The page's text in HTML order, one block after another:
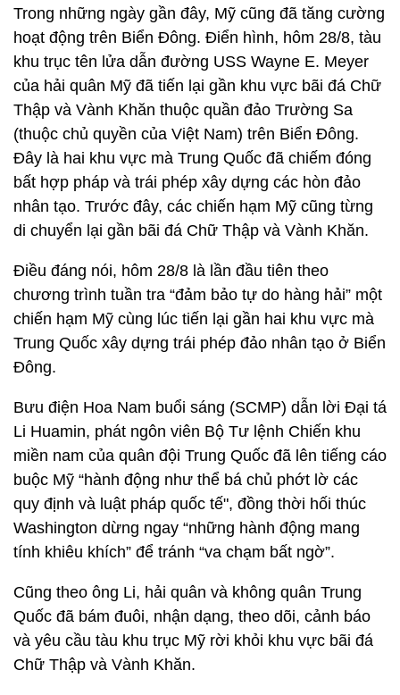
Trong những ngày gần đây, Mỹ cũng đã tăng cường
hoạt động trên Biển Đông. Điển hình, hôm 28/8, tàu
khu trục tên lửa dẫn đường USS Wayne E. Meyer
của hải quân Mỹ đã tiến lại gần khu vực bãi đá Chữ
Thập và Vành Khăn thuộc quần đảo Trường Sa
(thuộc chủ quyền của Việt Nam) trên Biển Đông.
Đây là hai khu vực mà Trung Quốc đã chiếm đóng
bất hợp pháp và trái phép xây dựng các hòn đảo
nhân tạo. Trước đây, các chiến hạm Mỹ cũng từng
di chuyển lại gần bãi đá Chữ Thập và Vành Khăn.
Điều đáng nói, hôm 28/8 là lần đầu tiên theo
chương trình tuần tra “đảm bảo tự do hàng hải” một
chiến hạm Mỹ cùng lúc tiến lại gần hai khu vực mà
Trung Quốc xây dựng trái phép đảo nhân tạo ở Biển
Đông.
Bưu điện Hoa Nam buổi sáng (SCMP) dẫn lời Đại tá
Li Huamin, phát ngôn viên Bộ Tư lệnh Chiến khu
miền nam của quân đội Trung Quốc đã lên tiếng cáo
buộc Mỹ “hành động như thể bá chủ phớt lờ các
quy định và luật pháp quốc tế", đồng thời hối thúc
Washington dừng ngay “những hành động mang
tính khiêu khích” để tránh “va chạm bất ngờ”.
Cũng theo ông Li, hải quân và không quân Trung
Quốc đã bám đuôi, nhận dạng, theo dõi, cảnh báo
và yêu cầu tàu khu trục Mỹ rời khỏi khu vực bãi đá
Chữ Thập và Vành Khăn.